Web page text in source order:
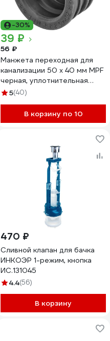
-30%
39 ₽
56 ₽
Манжета переходная для
канализации 50 х 40 мм MPF
черная, уплотнительная
сантехническая (ТЭП)
5(40)
В корзину по 10
470 ₽
Сливной клапан для бачка
ИНКОЭР 1-режим, кнопка
ИС.131045
4.4(56)
В корзину